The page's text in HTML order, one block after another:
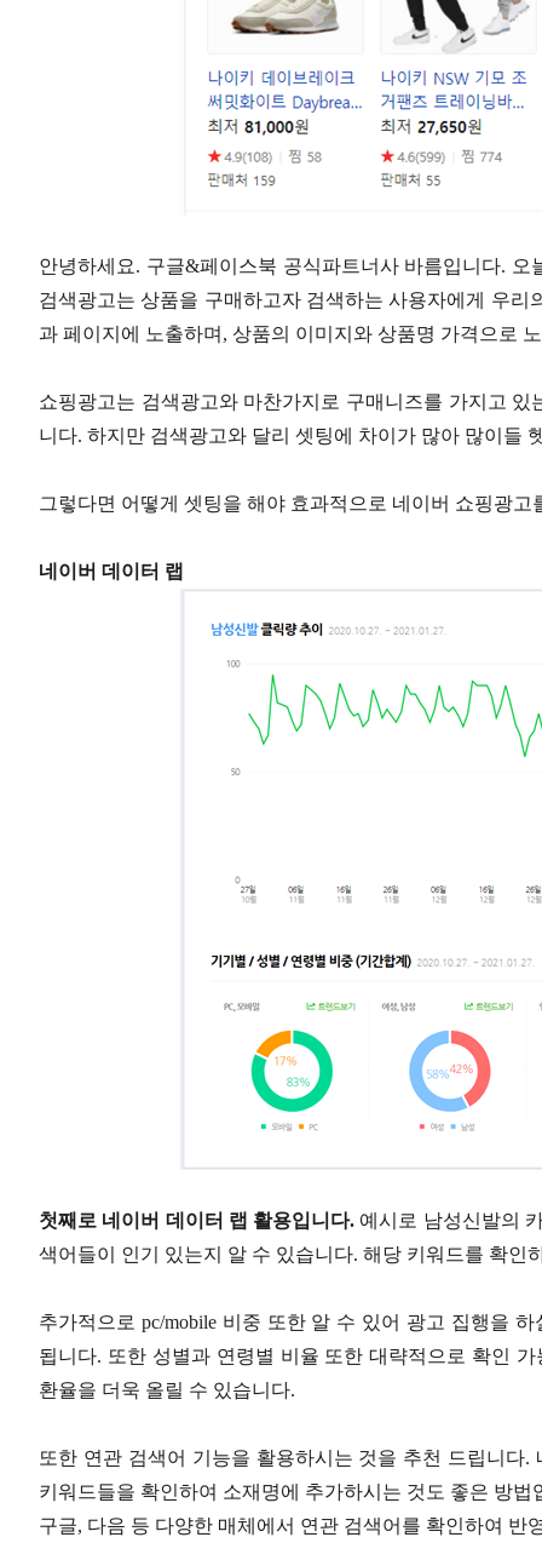
안녕하세요. 구글&페이스북 공식파트너사 바름입니다.
검색광고는 상품을 구매하고자 검색하는 사용자에게 우
과 페이지에 노출하며, 상품의 이미지와 상품명 가격으로
쇼핑광고는 검색광고와 마찬가지로 구매니즈를 가지고
니다. 하지만 검색광고와 달리 셋팅에 차이가 많아 많이들
그렇다면 어떻게 셋팅을 해야 효과적으로 네이버 쇼핑광
네이버 데이터 랩
첫째로 네이버 데이터 랩 활용입니다. 예시로 남성신발의
색어들이 인기 있는지 알 수 있습니다. 해당 키워드를 확
추가적으로 pc/mobile 비중 또한 알 수 있어 광고 집행을
됩니다. 또한 성별과 연령별 비율 또한 대략적으로 확인
환율을 더욱 올릴 수 있습니다.
또한 연관 검색어 기능을 활용하시는 것을 추천 드립니다
키워드들을 확인하여 소재명에 추가하시는 것도 좋은 방
구글, 다음 등 다양한 매체에서 연관 검색어를 확인하여 반